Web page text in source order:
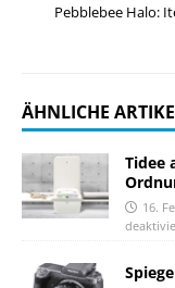
Pebblebee Halo:
ÄHNLICHE
Tidee
16.